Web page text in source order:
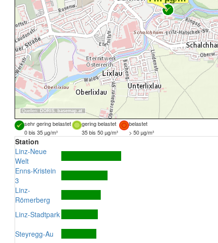
Quellen: DORIS, basemap.at
sehr gering belastet gering belastet
belastet
0 bis 35 µg/m³
35 bis 50 µg/m³ > 50 µg/m³
Station
Linz-Neue
Welt
Enns-Kristein
3
Linz-
Römerberg
Linz-Stadtpark
Steyregg-Au